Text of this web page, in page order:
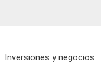
Inversiones y negocios